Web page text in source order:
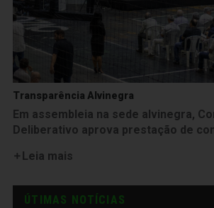
Transparência Alvinegra
Em assembleia na sede alvinegra,
Deliberativo aprova prestação de
Leia mais
ÚTIMAS NOTÍCIAS